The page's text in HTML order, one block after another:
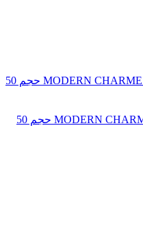
مام رول هشت در چهار 4*8 مدل MODERN CHARME حجم 50